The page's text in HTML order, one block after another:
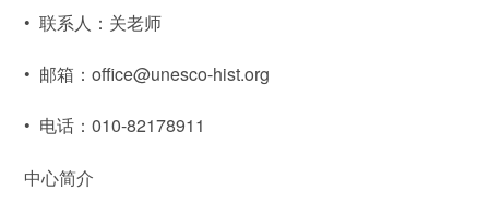
•联系人：关老师
• 邮箱：office@unesco-hist.org
• 电话：010-82178911
中心简介